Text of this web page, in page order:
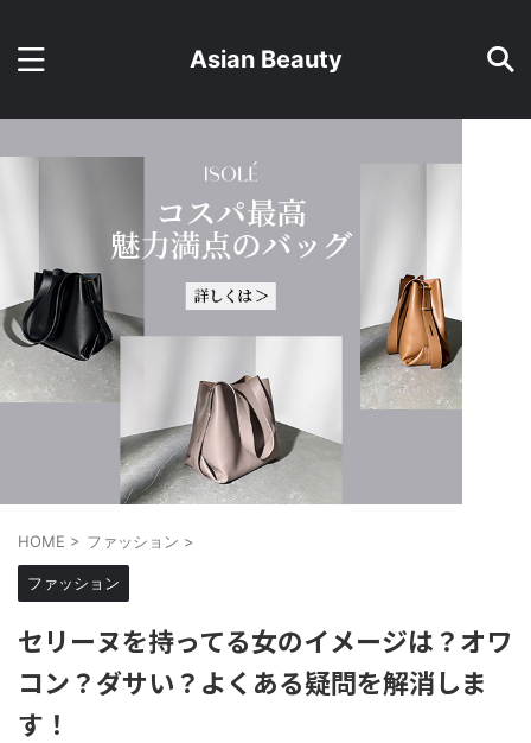
Asian Beauty
HOME > ファッション >
ファッション
セリーヌを持ってる女のイメージは？オワ
コン？ダサい？よくある疑問を解消しま
す！